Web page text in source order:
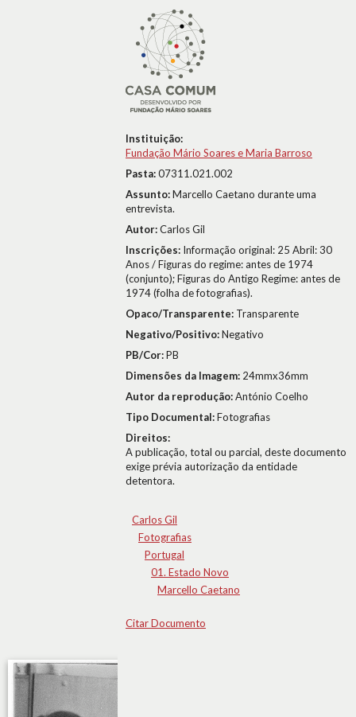
Instituição:
Fundação Mário Soares e Maria Barroso
Pasta:07311.021.002
Assunto:Marcello Caetano durante uma
entrevista.
Autor:Carlos Gil
Inscrições: Informação original: 25 Abril: 30
Anos / Figuras do regime: antes de 1974
(conjunto); Figuras do Antigo Regime: antes de
1974 (folha de fotografias).
Opaco/Transparente: Transparente
Negativo/Positivo:Negativo
PB/Cor:PB
Dimensões da Imagem: 24mmx36mm
Autor da reprodução:António Coelho
Tipo Documental:Fotografias
Direitos:
A publicação, total ou parcial, deste documento
exige prévia autorização da entidade
detentora.
Carlos Gil
Fotografias
Portugal
01. Estado Novo
Marcello Caetano
Citar Documento